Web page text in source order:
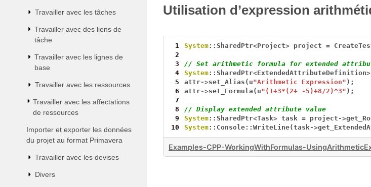
Travailler avec les tâches
Travailler avec des liens de
tâche
Travailler avec les lignes de
base
Travailler avec les ressources
Travailler avec les affectations
de ressources
Importer et exporter les données
du projet au format Primavera
Travailler avec les devises
Divers
Utilisation d’expression
1 System::SharedPtr<Project> project =
2
3
// Set arithmetic formula for extended
4
System::SharedPtr<ExtendedAttributeDefinition>
5
attr->set_Alias(u"Arithmetic Expression" );
6
attr->set_Formula(u"(1+3*(2+ -5)+8/2)^3" );
7
8
// Display extended attribute value
9
System::SharedPtr<Task> task = project ->
10
System::Console::WriteLine(task->
Examples-CPP-WorkingWithFormulas-